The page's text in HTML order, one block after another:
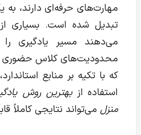
مهارت‌های حرفه‌ای دارند، به
تبدیل شده است. بسیاری از
می‌دهند مسیر یادگیری
محدودیت‌های کلاس حضوری
که با تکیه بر منابع
استفاده از بهترین روش
منزلمی‌تواند نتایجی کاملاً